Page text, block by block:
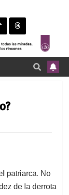
patriarca. No
de la derrota